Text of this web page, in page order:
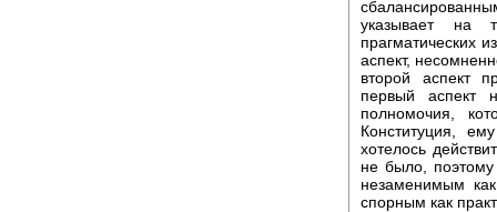
указывает на
прагматических
аспект,
второй аспект
первый аспект
полномочия,
Конституция,
хотелось
не было,
незаменимым
спорным как